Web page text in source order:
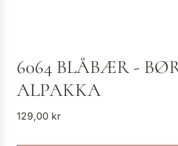
6064 BLÅBÆR -
ALPAKKA
V
129,00 kr